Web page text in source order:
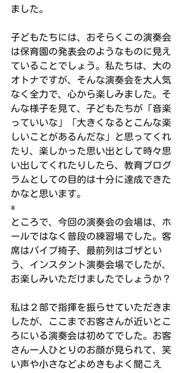
ました。
子どもたちには、おそらくこの演奏会
は保育園の発表会のようなものに見え
ていることでしょう。私たちは、大の
オトナですが、そんな演奏会を大人気
なく全力で、心から楽しみました。そ
んな様子を見て、子どもたちが「音楽
っていいな」「大きくなるとこんな楽
しいことがあるんだな」と思ってくれ
たり、楽しかった思い出として時々思
い出してくれたりしたら、教育プログ
ラムとしての目的は十分に達成できた
かなと思います。
*
ところで、今回の演奏会の会場は、ホ
ールではなく普段の練習場でした。客
席はパイプ椅子、最前列はゴザとい
う、インスタント演奏会場でしたが、
お楽しみいただけましたでしょうか？
私は２部で指揮を振らせていただきま
したが、ここまでお客さんが近いとこ
ろにいる演奏会は初めてでした。お客
さん一人ひとりのお顔が見られて、笑
い声や小さなどよめきもよく聞こえ